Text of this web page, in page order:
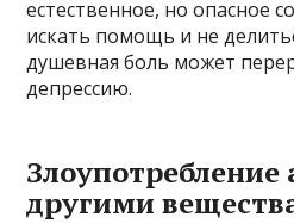
естественное, но опасное
искать помощь и не
душевная боль может
депрессию.
Злоупотребление
другими